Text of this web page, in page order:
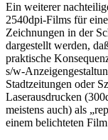
Ein weiterer
2540dpi-Films für
Zeichnungen in der
dargestellt werden,
praktische
s/w-
Stadtzeitungen oder
Laserausdrucken
meistens auch) als
einem belichteten